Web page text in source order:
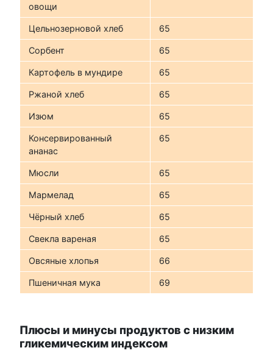
овощи
Цельнозерновой хлеб 65
Сорбент 65
Картофель в мундире 65
Ржаной хлеб 65
Изюм 65
Консервированный
ананас
65
Мюсли 65
Мармелад 65
Чёрный хлеб 65
Свекла вареная 65
Овсяные хлопья 66
Пшеничная мука 69
Плюсы и минусы продуктов с низким
гликемическим индексом